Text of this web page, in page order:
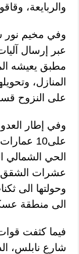
والربايعة،
وفي مخيم نور
عبر إرسال
مطبق يعيشه
المنازل،
على النزوح
وفي إطار
على10
الحي الشمالي
عشرات الشقق
وحولتها الى
الى منطقة
فيما كثفت
شارع نابلس،